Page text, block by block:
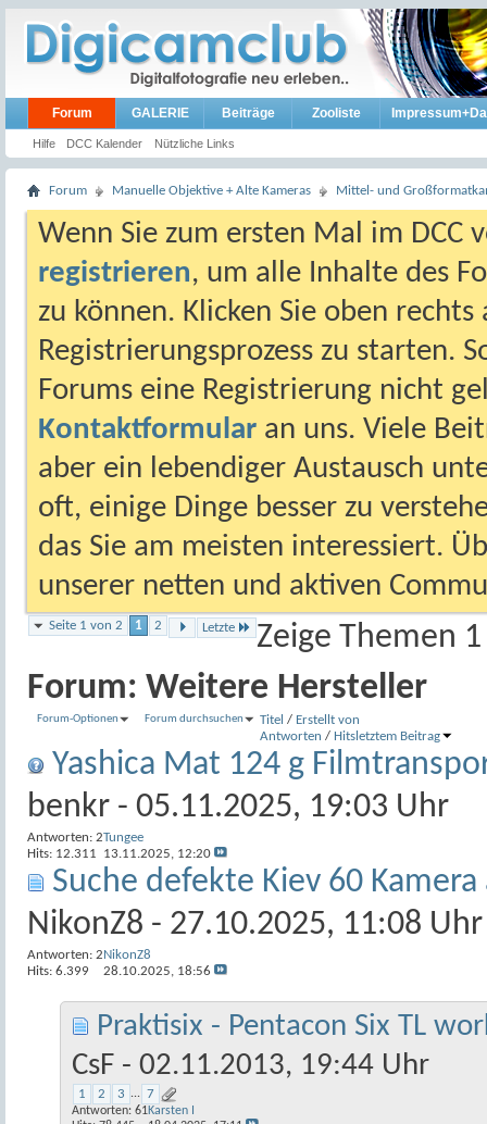
Forum
Hilfe DCC Kalender Nützliche Links
GALERIE Beiträge Zooliste
Forum Manuelle Objektive + Alte Kameras Mittel- und
Wenn Sie zum ersten Mal im DCC
registrieren, um alle Inhalte des
zu können. Klicken Sie oben
Registrierungsprozess zu starten.
Forums eine Registrierung nicht
Kontaktformular an uns. Viele
aber ein lebendiger Austausch
oft, einige Dinge besser zu
das Sie am meisten interessiert.
unserer netten und aktiven
Seite 1 von 2 1 2 Letzte Zeige Themen
Forum: Weitere Hersteller
Forum-Optionen Forum durchsuchen Titel / Erstellt von
Antworten / Hits letztem Beitrag
Yashica Mat 124 g
benkr - 05.11.2025, 19:03 Uhr
Antworten: 2
Hits: 12.311
Tungee
13.11.2025, 12:20
Suche defekte Kiev 60
NikonZ8 - 27.10.2025, 11:08 Uhr
Antworten: 2
Hits: 6.399
NikonZ8
28.10.2025, 18:56
Praktisix - Pentacon Six TL
CsF - 02.11.2013, 19:44 Uhr
1 2 3 ... 7
Antworten: 61Karsten I